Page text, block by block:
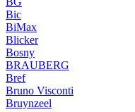
Bic
BiMax
Blicker
Bosny
BRAUBERG
Bref
Bruno Visconti
Bruynzeel